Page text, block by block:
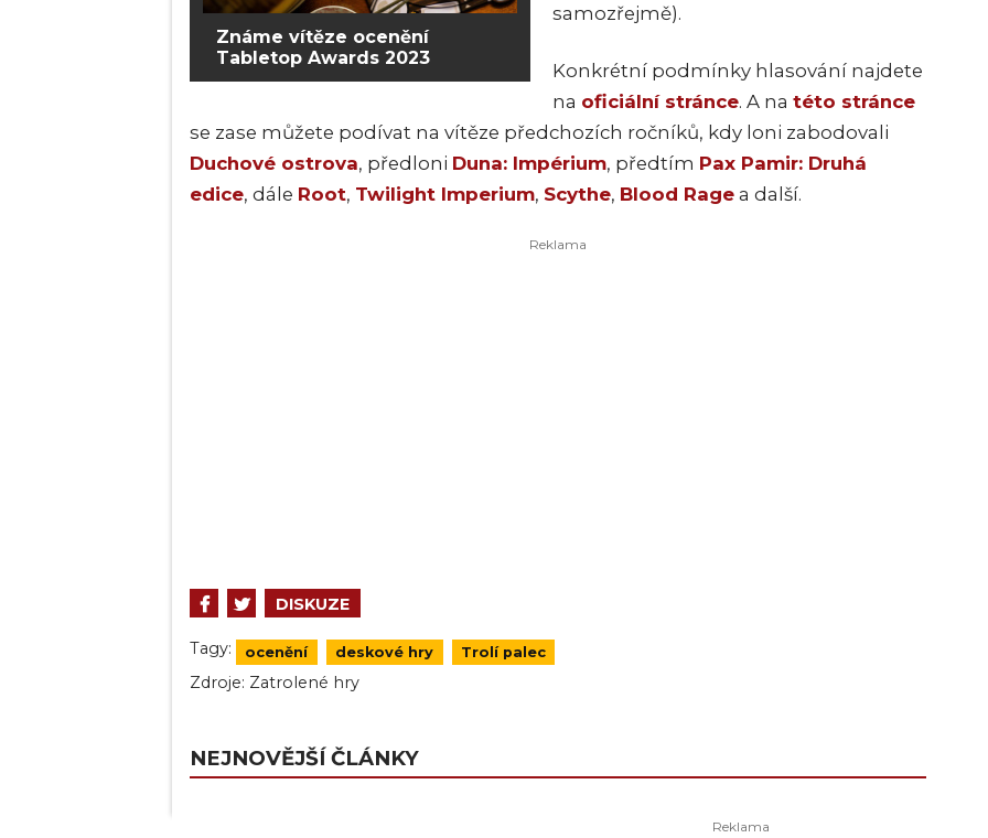
Známe vítěze ocenění
Tabletop Awards 2023
samozřejmě).
Konkrétní podmínky hlasování najdete
na oficiální stránce. A na této stránce
se zase můžete podívat na vítěze předchozích ročníků, kdy loni zabodovali
Duchové ostrova, předloni Duna: Impérium, předtím Pax Pamir: Druhá
edice, dále Root, Twilight Imperium, Scythe, Blood Rage a další.
DISKUZE
Tagy: ocenění deskové hry Trolí palec
Zdroje: Zatrolené hry
NEJNOVĚJŠÍ ČLÁNKY